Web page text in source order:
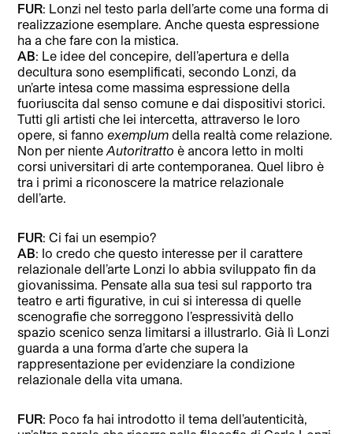
FUR: Lonzi nel testo parla dell’arte come una forma di
realizzazione esemplare. Anche questa espressione
ha a che fare con la mistica.
AB: Le idee del concepire, dell’apertura e della
decultura sono esemplificati, secondo Lonzi, da
un’arte intesa come massima espressione della
fuoriuscita dal senso comune e dai dispositivi storici.
Tutti gli artisti che lei intercetta, attraverso le loro
opere, si fannoexemplum della realtà come relazione.
Non per nienteAutoritratto è ancora letto in molti
corsi universitari di arte contemporanea. Quel libro è
tra i primi a riconoscere la matrice relazionale
dell’arte.
FUR: Ci fai un esempio?
AB: Io credo che questo interesse per il carattere
relazionale dell’arte Lonzi lo abbia sviluppato fin da
giovanissima. Pensate alla sua tesi sul rapporto tra
teatro e arti figurative, in cui si interessa di quelle
scenografie che sorreggono l’espressività dello
spazio scenico senza limitarsi a illustrarlo. Già lì Lonzi
guarda a una forma d’arte che supera la
rappresentazione per evidenziare la condizione
relazionale della vita umana.
FUR: Poco fa hai introdotto il tema dell’autenticità,